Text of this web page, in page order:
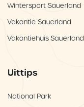
Wintersport Sauerland
Vakantie Sauerland
Vakantiehuis Sauerland
Uittips
National Park